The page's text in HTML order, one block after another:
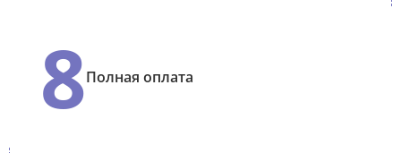
8Полная оплата